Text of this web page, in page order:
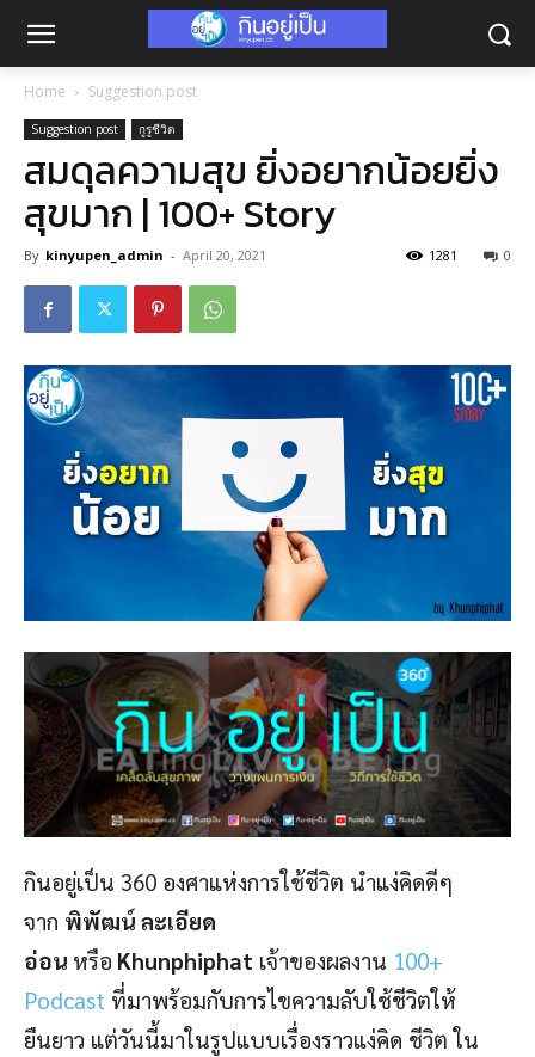
Home Suggestion post
Suggestion post กูรูชีวิต
สมดุลความสุข ยิ่งอยากน้อยยิ่ง
สุขมาก | 100+ Story
By kinyupen_admin - April 20, 2021 0
1281
กินอยู่เป็น 360 องศาแห่งการใช้ชีวิต นำแง่คิดดีๆ
จาก พิพัฒน์ ละเอียด
อ่อน หรือ Khunphiphat เจ้าของผลงาน 100+
Podcast ที่มาพร้อมกับการไขความลับใช้ชีวิตให้
ยืนยาว แต่วันนี้มาในรูปแบบเรื่องราวแง่คิด ชีวิต ใน